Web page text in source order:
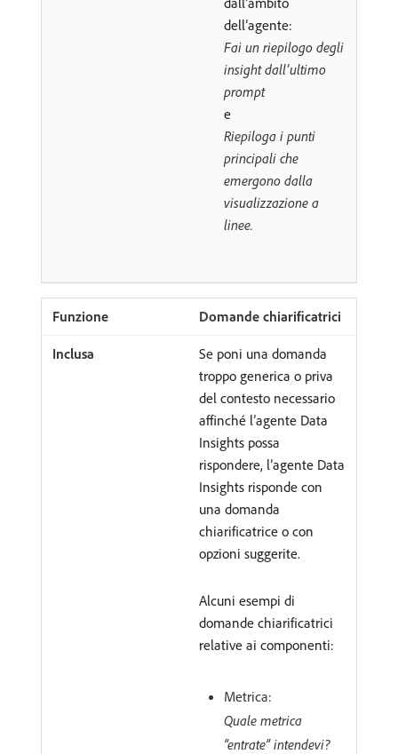
dell’agente:
Fai un riepilogo degli
insight dall’ultimo
prompt
e
Riepiloga i punti
principali che
emergono dalla
visualizzazione a
linee.
Domande chiarificatrici
Se poni una domanda
troppo generica o priva
del contesto necessario
affinché l’agente Data
Insights possa
rispondere, l’agente Data
Insights risponde con
una domanda
chiarificatrice o con
opzioni suggerite.
Alcuni esempi di
domande chiarificatrici
relative ai componenti:
Metrica:
Quale metrica
“entrate” intendevi?